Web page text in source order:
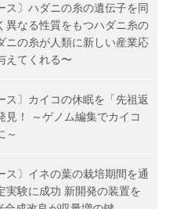
ス〕ハダニの糸の遺伝子を同
異なる性質をもつハダニ糸の
ニの糸が人類に新しい産業応
えてくれる〜
ス〕カイコの休眠を「先祖返
見！ ～ゲノム編集でカイコ
～
ス〕イネの葉の栽培期間を通
実験に成功 新開発の装置を